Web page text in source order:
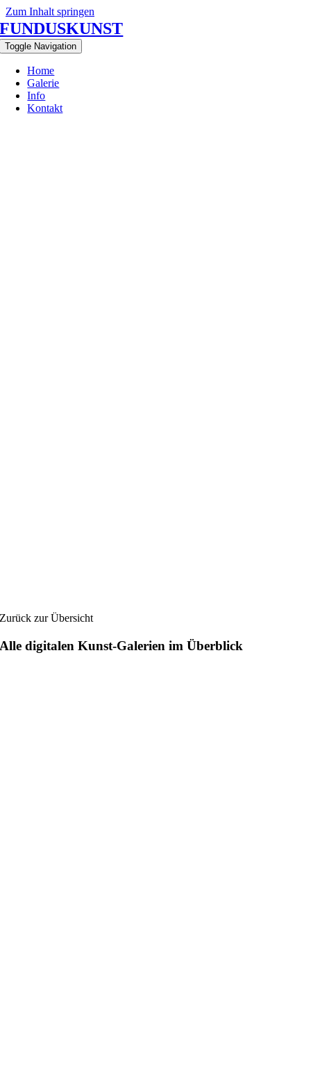
Zum Inhalt springen
FUNDUSKUNST
Toggle Navigation
Home
Galerie
Info
Kontakt
Zurück zur Übersicht
Alle digitalen Kunst-Galerien im Überblick